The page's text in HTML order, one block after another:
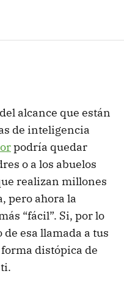
alcance que están
de inteligencia
podría quedar
o a los abuelos
realizan millones
pero ahora la
“fácil”. Si, por lo
esa llamada a tus
distópica de